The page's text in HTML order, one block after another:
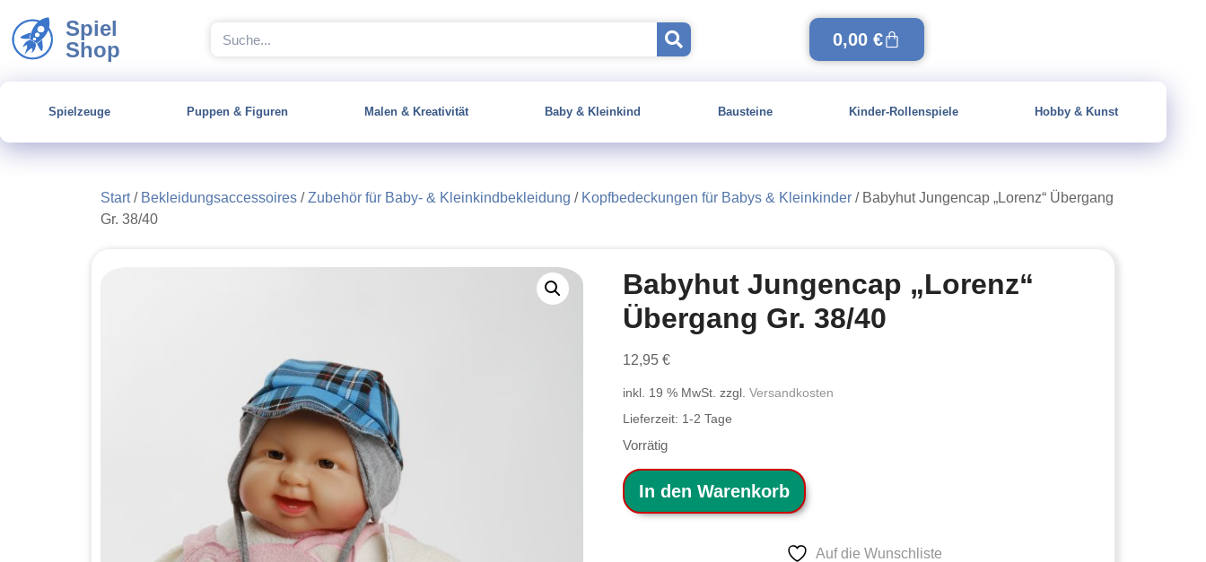
Spiel
Shop
0,00 €
Spielzeuge Puppen & Figuren Malen & Kreativität Baby & Kleinkind Bausteine Kinder-Rollenspiele Hobby & Kunst
Start/ Bekleidungsaccessoires /Zubehör für Baby- & Kleinkindbekleidung / Kopfbedeckungen für Babys & Kleinkinder / Babyhut Jungencap „Lorenz“ Übergang
Gr. 38/40
Babyhut Jungencap „Lorenz“
Übergang Gr. 38/40
12,95€
inkl. 19 % MwSt. zzgl.Versandkosten
Lieferzeit: 1-2 Tage
Vorrätig
In den Warenkorb
Auf die Wunschliste